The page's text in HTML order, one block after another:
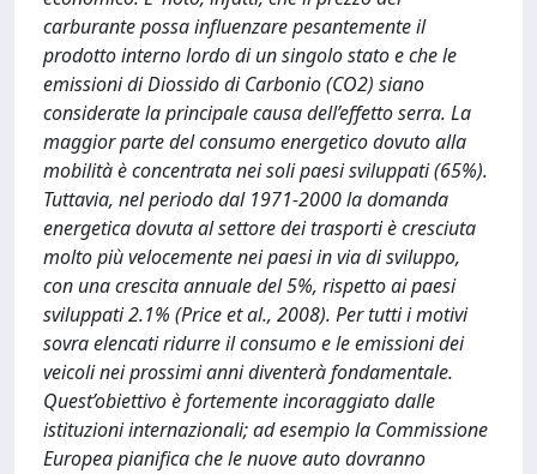
carburante possa influenzare pesantemente il
prodotto interno lordo di un singolo stato e che le
emissioni di Diossido di Carbonio (CO2) siano
considerate la principale causa dell’effetto serra. La
maggior parte del consumo energetico dovuto alla
mobilità è concentrata nei soli paesi sviluppati (65%).
Tuttavia, nel periodo dal 1971-2000 la domanda
energetica dovuta al settore dei trasporti è cresciuta
molto più velocemente nei paesi in via di sviluppo,
con una crescita annuale del 5%, rispetto ai paesi
sviluppati 2.1% (Price et al., 2008). Per tutti i motivi
sovra elencati ridurre il consumo e le emissioni dei
veicoli nei prossimi anni diventerà fondamentale.
Quest’obiettivo è fortemente incoraggiato dalle
istituzioni internazionali; ad esempio la Commissione
Europea pianifica che le nuove auto dovranno